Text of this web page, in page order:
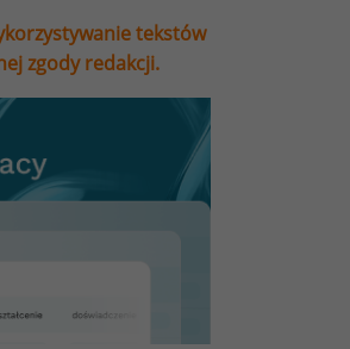
tekstów
zgody redakcji.